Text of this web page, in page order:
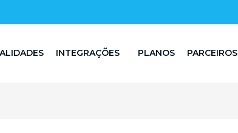
INTEGRAÇÕES PLANOS PARCEIROS